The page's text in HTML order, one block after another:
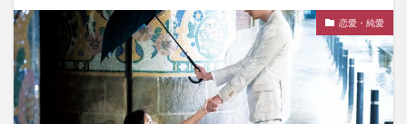
恋愛・純愛